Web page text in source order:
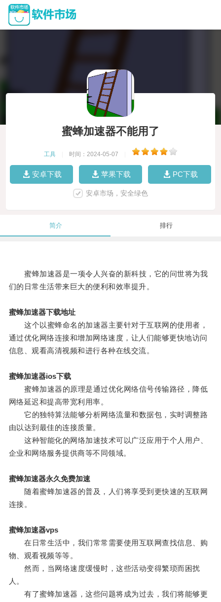
蜜蜂加速器不能用了
工具 时间：2024-05-07
安卓下载 苹果下载 PC下载
安卓市场，安全绿色
简介 排行
蜜蜂加速器是一项令人兴奋的新科技，它的问世将为我
们的日常生活带来巨大的便利和效率提升。
蜜蜂加速器下载地址
这个以蜜蜂命名的加速器主要针对于互联网的使用者，
通过优化网络连接和增加网络速度，让人们能够更快地访问
信息、观看高清视频和进行各种在线交流。
蜜蜂加速器ios下载
蜜蜂加速器的原理是通过优化网络信号传输路径，降低
网络延迟和提高带宽利用率。
它的独特算法能够分析网络流量和数据包，实时调整路
由以达到最佳的连接质量。
这种智能化的网络加速技术可以广泛应用于个人用户、
企业和网络服务提供商等不同领域。
蜜蜂加速器永久免费加速
随着蜜蜂加速器的普及，人们将享受到更快速的互联网
连接。
蜜蜂加速器vps
在日常生活中，我们常常需要使用互联网查找信息、购
物、观看视频等等。
然而，当网络速度缓慢时，这些活动变得繁琐而困扰
人。
有了蜜蜂加速器，这些问题将成为过去，我们将能够更